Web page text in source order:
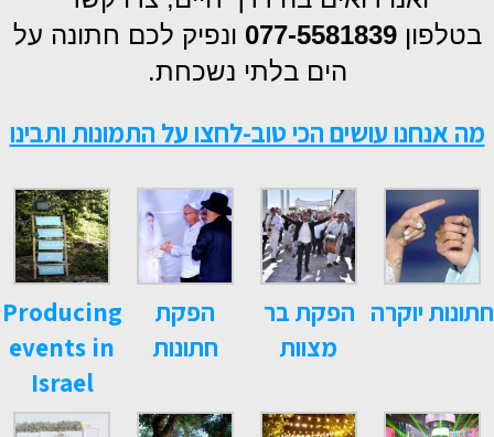
בטלפון077-5581839 ונפיק לכם חתונה על
הים בלתי נשכחת.
מה אנחנו עושים הכי טוב-לחצו על התמונות ותבינו
חתונות יוקרה הפקת בר
מצוות
הפקת
חתונות
Producing
events in
Israel